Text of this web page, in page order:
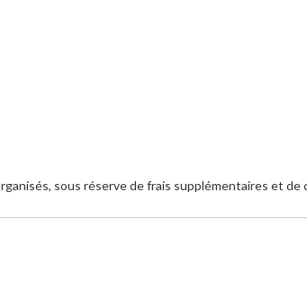
sous réserve de frais supplémentaires et